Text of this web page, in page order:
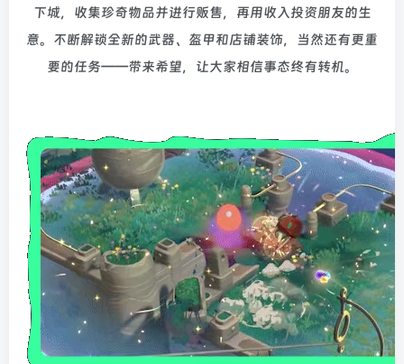
下城，收集珍奇物品并进行贩售，再用收入投资朋友的生
意。不断解锁全新的武器、盔甲和店铺装饰，当然还有更重
要的任务——带来希望，让大家相信事态终有转机。